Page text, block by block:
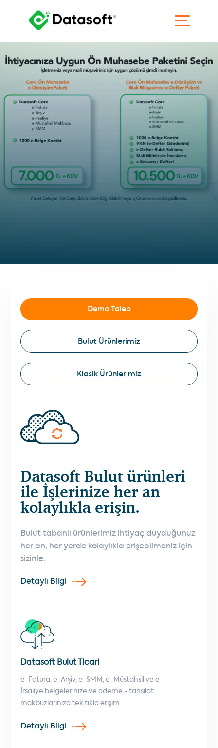
Demo Talep
Bulut Ürünlerimiz
Klasik Ürünlerimiz
Datasoft Bulut ürünleri
ile İşlerinize her an
kolaylıkla erişin.
Bulut tabanlı ürünlerimiz ihtiyaç duyduğunuz
her an, her yerde kolaylıkla erişebilmeniz için
sizinle.
Detaylı Bilgi
Datasoft Bulut Ticari
e-Fatura, e-Arşiv, e-SMM, e-Müstahsil ve e-
İrsaliye belgelerinize ve ödeme - tahsilat
makbuzlarınıza tek tıkla erişim.
Detaylı Bilgi